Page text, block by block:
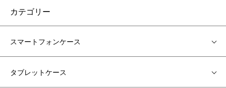
カテゴリー
スマートフォンケース
タブレットケース